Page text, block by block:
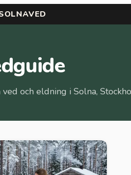
och eldning i Solna,